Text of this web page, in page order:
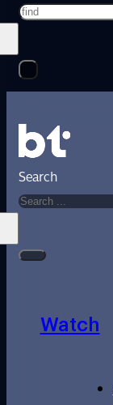
Search
Watch